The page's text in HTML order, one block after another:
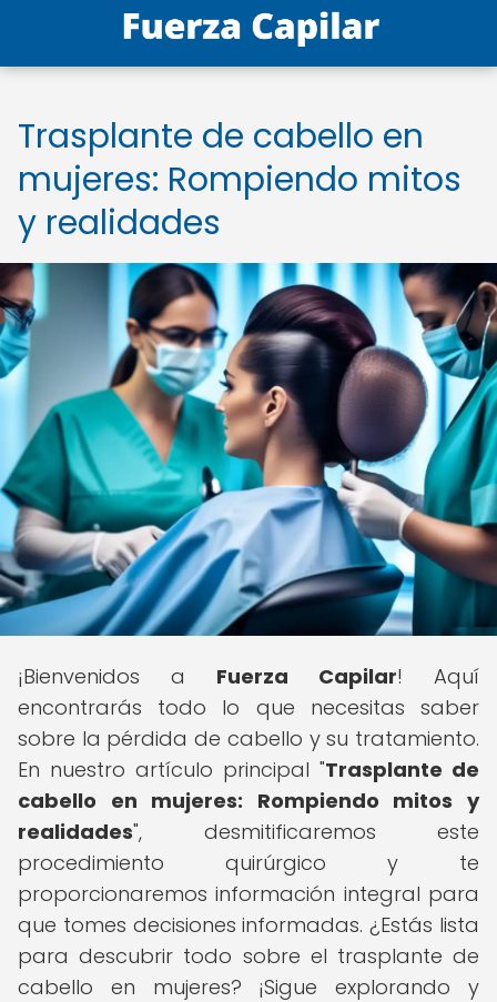
Trasplante de cabello en
mujeres: Rompiendo mitos
y realidades
¡Bienvenidos a Fuerza Capilar! Aquí
encontrarás todo lo que necesitas saber
sobre la pérdida de cabello y su tratamiento.
En nuestro artículo principal "Trasplante de
cabello en mujeres: Rompiendo mitos y
realidades", desmitificaremos este
procedimiento quirúrgico y te
proporcionaremos información integral para
que tomes decisiones informadas. ¿Estás lista
para descubrir todo sobre el trasplante de
cabello en mujeres? ¡Sigue explorando y